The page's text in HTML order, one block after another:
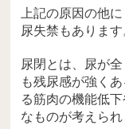
上記の原因の他
尿失禁もあります
尿閉とは、尿が
も残尿感が強く
る筋肉の機能低
なものが考えら